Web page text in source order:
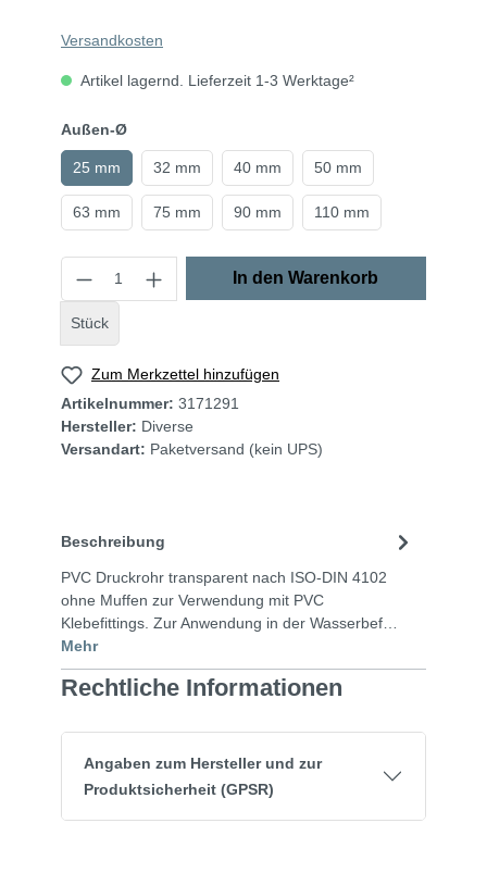
Versandkosten
Artikel lagernd. Lieferzeit 1-3 Werktage²
Außen-Ø
25 mm 32 mm 40 mm 50 mm
63 mm 75 mm 90 mm 110 mm
Stück
In den Warenkorb
Zum Merkzettel hinzufügen
Artikelnummer: 3171291
Hersteller: Diverse
Versandart: Paketversand (kein UPS)
Beschreibung
PVC Druckrohr transparent nach ISO-DIN 4102
ohne Muffen zur Verwendung mit PVC
Klebefittings. Zur Anwendung in der Wasserbef…
Mehr
Rechtliche Informationen
Angaben zum Hersteller und zur
Produktsicherheit (GPSR)